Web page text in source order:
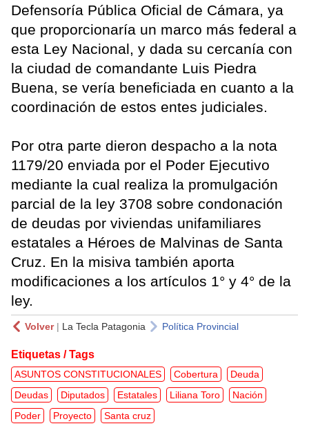
Defensoría Pública Oficial de Cámara, ya
que proporcionaría un marco más federal a
esta Ley Nacional, y dada su cercanía con
la ciudad de comandante Luis Piedra
Buena, se vería beneficiada en cuanto a la
coordinación de estos entes judiciales.
Por otra parte dieron despacho a la nota
1179/20 enviada por el Poder Ejecutivo
mediante la cual realiza la promulgación
parcial de la ley 3708 sobre condonación
de deudas por viviendas unifamiliares
estatales a Héroes de Malvinas de Santa
Cruz. En la misiva también aporta
modificaciones a los artículos 1° y 4° de la
ley.
Volver| La Tecla Patagonia Política Provincial
Etiquetas / Tags
ASUNTOS CONSTITUCIONALES Cobertura
Deuda
Deudas
Diputados Estatales Liliana Toro
Nación
Poder
Proyecto Santa cruz